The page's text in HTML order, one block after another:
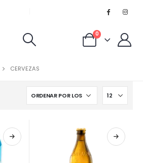
0
CERVEZAS